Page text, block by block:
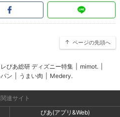
ページの先頭へ
ぴあ総研 ディズニー特集 mimot.
ン うまい肉 Medery.
連サイト
ぴあ(アプリ&Web)